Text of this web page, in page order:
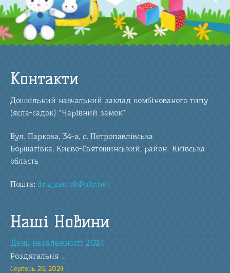
Контакти
Дошкільний навчальний заклад комбінованого типу
(ясла-садок) “Чарівний замок”
Вул. Паркова, 34-а, с. Петропавлівська
Борщагівка, Києво-Святошинський, район Київська
область
Пошта:dnz_zamok@ukr.net
Наші Новини
День незалежності 2024
Роздягальня ...
Серпень 26, 2024